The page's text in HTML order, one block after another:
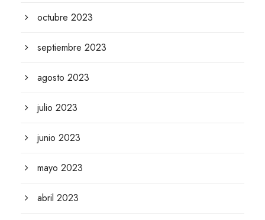
octubre 2023
septiembre 2023
agosto 2023
julio 2023
junio 2023
mayo 2023
abril 2023